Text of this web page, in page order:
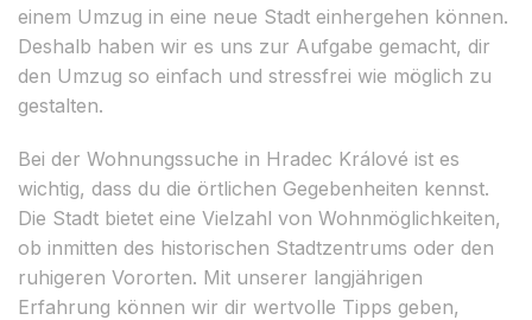
einem Umzug in eine neue Stadt einhergehen können.
Deshalb haben wir es uns zur Aufgabe gemacht, dir
den Umzug so einfach und stressfrei wie möglich zu
gestalten.
Bei der Wohnungssuche in Hradec Králové ist es
wichtig, dass du die örtlichen Gegebenheiten kennst.
Die Stadt bietet eine Vielzahl von Wohnmöglichkeiten,
ob inmitten des historischen Stadtzentrums oder den
ruhigeren Vororten. Mit unserer langjährigen
Erfahrung können wir dir wertvolle Tipps geben,